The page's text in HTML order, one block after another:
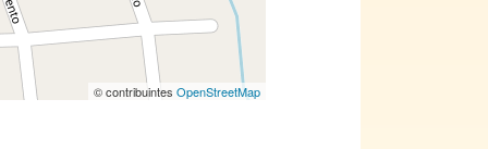
© contribuintes OpenStreetMap